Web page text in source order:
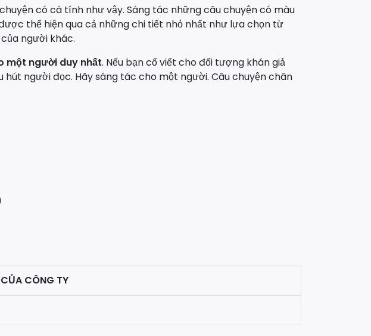
có cá tính như vậy. Sáng tác những câu chuyện có màu
thể hiện qua cả những chi tiết nhỏ nhất như lựa chọn từ
người khác.
một người duy nhất. Nếu bạn cố viết cho đối tượng khán giả
người đọc. Hãy sáng tác cho một người. Câu chuyện chân
CÔNG TY